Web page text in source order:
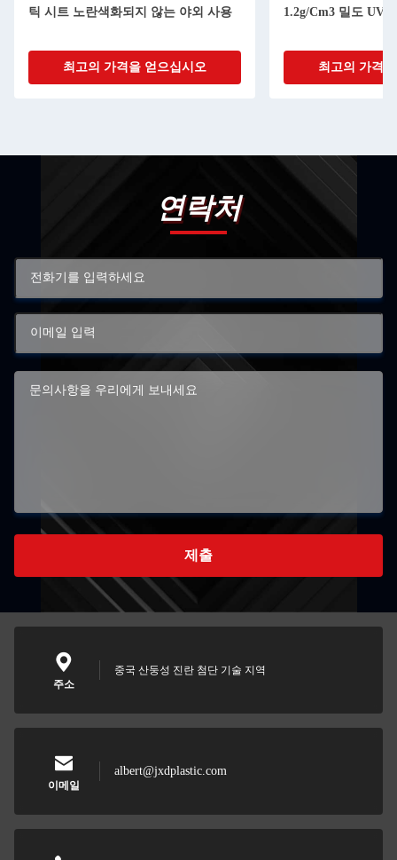
틱 시트 노란색화되지 않는 야외 사용
최고의 가격을 얻으십시오
1.2g/Cm3 밀도 UV
최고의 가격
연락처
제출
주소
중국 산둥성 진란 첨단 기술 지역
이메일
albert@jxdplastic.com